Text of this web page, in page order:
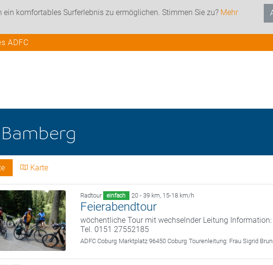
komfortables Surferlebnis zu ermöglichen. Stimmen Sie zu? Mehr
ADFC
Bamberg
Karte
Radtour einfach 20 - 39 km, 15-18 km/h
Feierabendtour
wöchentliche Tour mit wechselnder Leitung Information:
Tel. 0151 27552185
ADFC Coburg Marktplatz 96450 Coburg Tourenleitung: Frau Sigrid